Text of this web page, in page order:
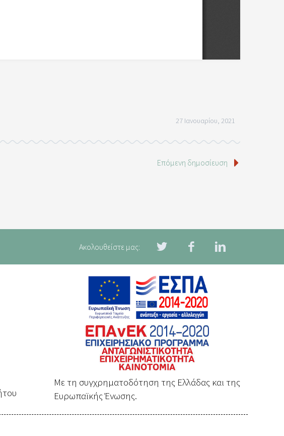
27 Ιανουαρίου, 2021
Επόμενη δημοσίευση
Ακολουθείστε μας:
Με τη συγχρηματοδότηση της Ελλάδας και της
Ευρωπαϊκής Ένωσης.